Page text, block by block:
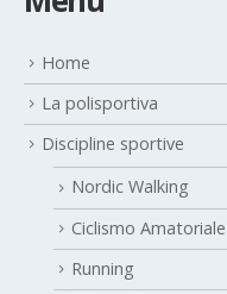
Menu
Home
La polisportiva
Discipline sportive
Nordic Walking
Ciclismo Amatoriale